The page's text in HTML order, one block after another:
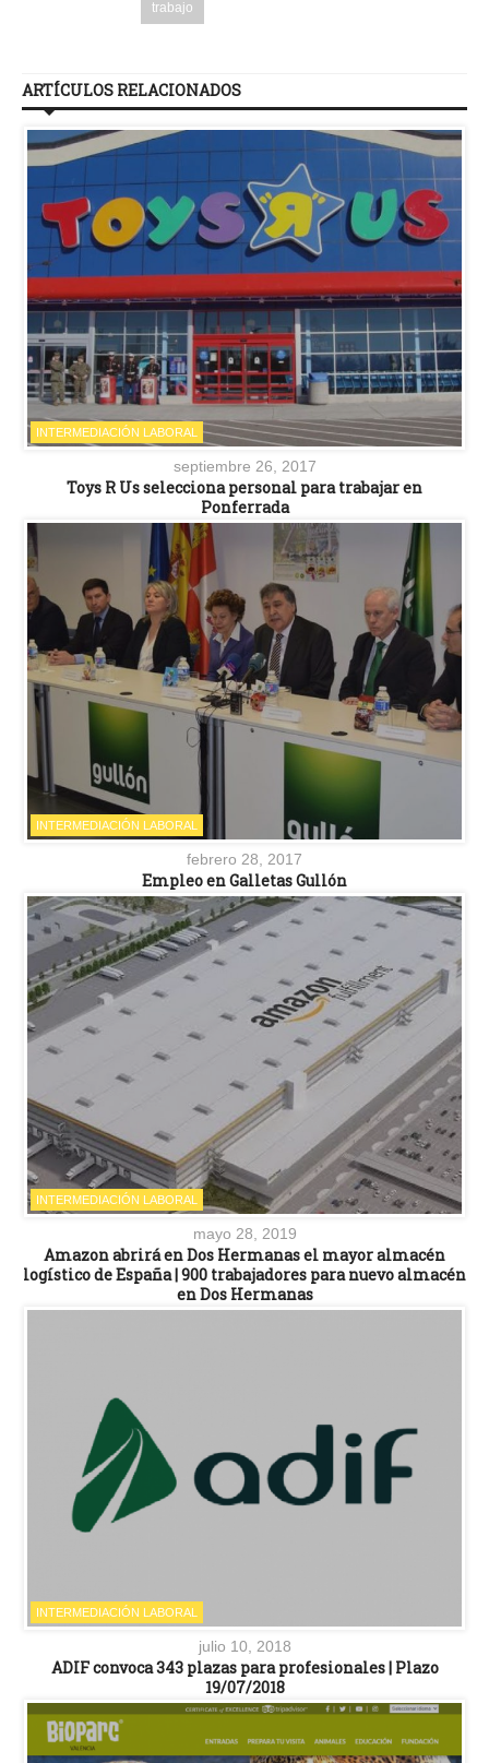
trabajo
ARTÍCULOS RELACIONADOS
INTERMEDIACIÓN LABORAL
septiembre 26, 2017
Toys R Us selecciona personal para trabajar en
Ponferrada
INTERMEDIACIÓN LABORAL
febrero 28, 2017
Empleo en Galletas Gullón
INTERMEDIACIÓN LABORAL
mayo 28, 2019
Amazon abrirá en Dos Hermanas el mayor almacén
logístico de España | 900 trabajadores para nuevo almacén
en Dos Hermanas
INTERMEDIACIÓN LABORAL
julio 10, 2018
ADIF convoca 343 plazas para profesionales | Plazo
19/07/2018